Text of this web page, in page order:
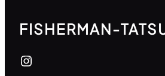
FISHERMAN-
Instagram